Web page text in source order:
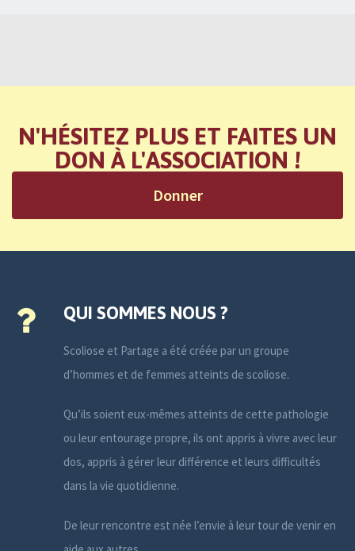
N'HÉSITEZ PLUS ET FAITES UN
DON À L'ASSOCIATION !
Donner
QUI SOMMES NOUS ?
Scoliose et Partage a été créée par un groupe
d’hommes et de femmes atteints de scoliose.
Qu’ils soient eux-mêmes atteints de cette pathologie
ou leur entourage propre, ils ont appris à vivre avec leur
dos, appris à gérer leur différence et leurs difficultés
dans la vie quotidienne.
De leur rencontre est née l’envie à leur tour de venir en